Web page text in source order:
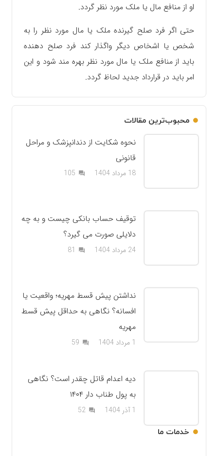
او از منافع مال یا ملک مورد نظر گردد.
حتی اگر فرد صلح گیرنده ملک یا مال مورد نظر را به
شخص یا اشخاص دیگر واگذار کند فرد صلح دهنده
باید از منافع ملک یا مال مورد نظر بهره مند شود و این
امر باید در قرارداد جدید لحاظ گردد.
محبوب‌ترین مقالات
نحوه شکایت از دندانپزشک و مراحل
قانونی
18 مرداد 1404 question_answer
105دیدگاه
توقیف حساب بانکی چیست و به چه
دلایلی صورت می گیرد؟
24 مرداد 1404 question_answer
81دیدگاه
نداشتن پیش قسط مهریه؛ واقعیت یا
افسانه؟ نگاهی به حداقل پیش قسط
مهریه
1 مرداد 1404 question_answer
59دیدگاه
دیه اعدام قاتل چقدر است؟ نگاهی
به پول طناب دار ۱۴۰۴
1 آذر 1404 question_answer
52دیدگاه
خدمات ما